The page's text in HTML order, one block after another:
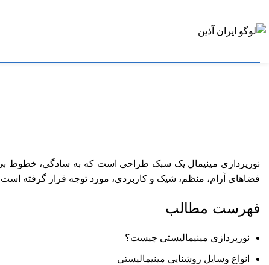
نورپردازی مینیمال یک سبک طراحی است که به سادگی، خطوط بی
فضاهای آرام، منظم، شیک و کاربردی، مورد توجه قرار گرفته
فهرست مطالب
نورپردازی مینیمالیستی چیست؟
انواع وسایل روشنایی مینیمالیستی